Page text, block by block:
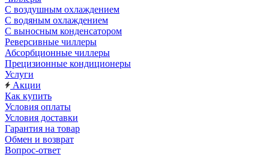
С воздушным охлаждением
С водяным охлаждением
С выносным конденсатором
Реверсивные чиллеры
Абсорбционные чиллеры
Прецизионные кондиционеры
Услуги
Акции
Как купить
Условия оплаты
Условия доставки
Гарантия на товар
Обмен и возврат
Вопрос-ответ